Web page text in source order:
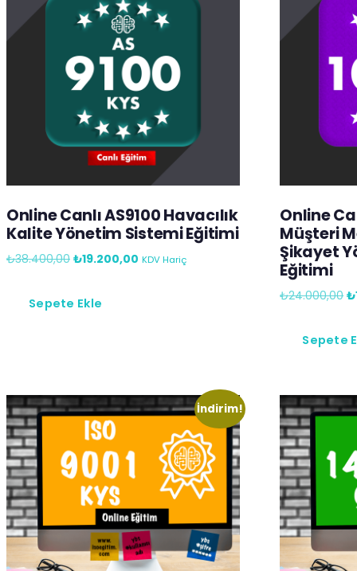
Online Canlı AS9100 Havacılık
Kalite Yönetim Sistemi Eğitimi
₺38.400,00 ₺19.200,00 KDV Hariç
Sepete Ekle
Online
Müşteri
Şikayet
Eğitimi
₺24.000,00 ₺
Sepete
İndirim!